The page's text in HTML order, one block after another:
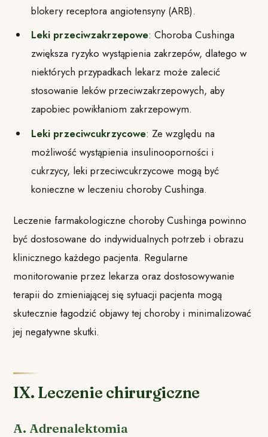
blokery receptora angiotensyny (ARB).
Leki przeciwzakrzepowe: Choroba Cushinga
zwiększa ryzyko wystąpienia zakrzepów, dlatego w
niektórych przypadkach lekarz może zalecić
stosowanie leków przeciwzakrzepowych, aby
zapobiec powikłaniom zakrzepowym.
Leki przeciwcukrzycowe: Ze względu na
możliwość wystąpienia insulinooporności i
cukrzycy, leki przeciwcukrzycowe mogą być
konieczne w leczeniu choroby Cushinga.
Leczenie farmakologiczne choroby Cushinga powinno
być dostosowane do indywidualnych potrzeb i obrazu
klinicznego każdego pacjenta. Regularne
monitorowanie przez lekarza oraz dostosowywanie
terapii do zmieniającej się sytuacji pacjenta mogą
skutecznie łagodzić objawy tej choroby i minimalizować
jej negatywne skutki.
IX. Leczenie chirurgiczne
A. Adrenalektomia